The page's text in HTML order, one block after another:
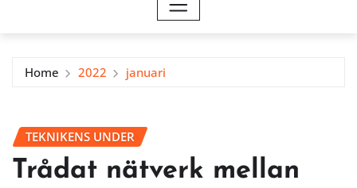
Home 2022 januari
TEKNIKENS UNDER
Trådat nätverk mellan